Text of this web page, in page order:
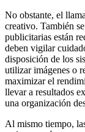
No obstante, el
creativo. También
publicitarias están
deben vigilar
disposición de los
utilizar imágenes o
maximizar el
llevar a resultados
una organización
Al mismo tiempo,